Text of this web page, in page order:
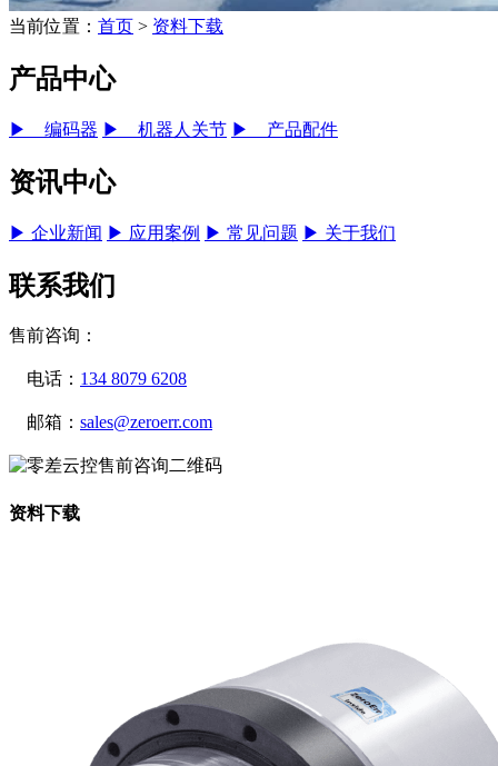
当前位置： 首页 > 资料下载
产品中心
▶ 编码器 ▶ 机器人关节 ▶ 产品配件
资讯中心
▶ 企业新闻 ▶ 应用案例 ▶ 常见问题 ▶ 关于我们
联系我们
售前咨询：
电话： 134 8079 6208
邮箱： sales@zeroerr.com
资料下载